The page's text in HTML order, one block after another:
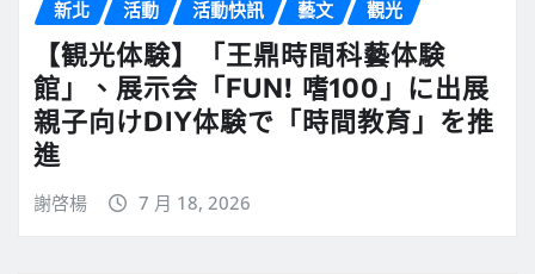
新北 活動 活動快訊 藝文 觀光
【観光体験】「王鼎時間科藝体験
館」、展示会「FUN! 嗜100」に出展
親子向けDIY体験で「時間教育」を推
進
謝啓楊 7 月 18, 2026